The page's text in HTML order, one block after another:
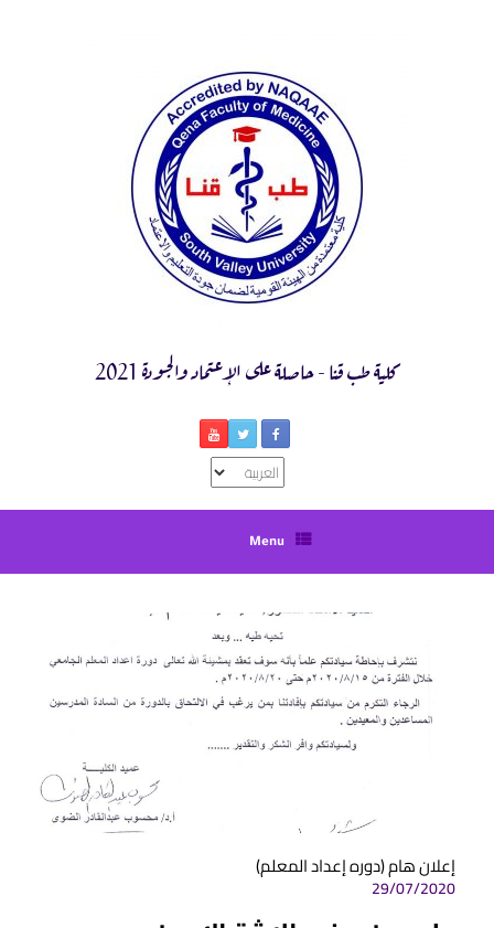
كلية طب قنا - حاصلة على الإعتماد والجودة 2021
اختر
لغة
Menu
إعلان هام (دوره إعداد المعلم)
29/07/2020